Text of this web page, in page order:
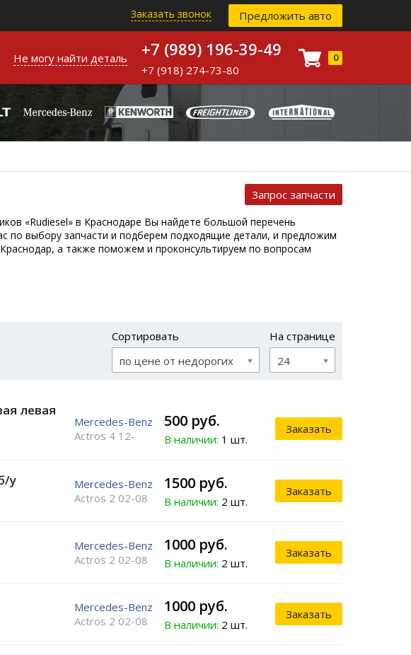
Заказать звонок Предложить авто
Не могу найти деталь +7 (989) 196-39-49
+7 (918) 274-73-80
0
Запрос запчасти
«Rudiesel» в Краснодаре Вы найдете большой перечень
по выбору запчасти и подберем подходящие детали, и предложим
а также поможем и проконсультируем по вопросам
Сортировать
по цене от недорогих
На странице
24
левая
Mercedes-Benz
Actros 4 12-
500 руб.
В наличии: 1 шт.
Заказать
у
Mercedes-Benz
Actros 2 02-08
1500 руб.
В наличии: 2 шт.
Заказать
Mercedes-Benz
Actros 2 02-08
1000 руб.
В наличии: 2 шт.
Заказать
Mercedes-Benz
Actros 2 02-08
1000 руб.
В наличии: 2 шт.
Заказать